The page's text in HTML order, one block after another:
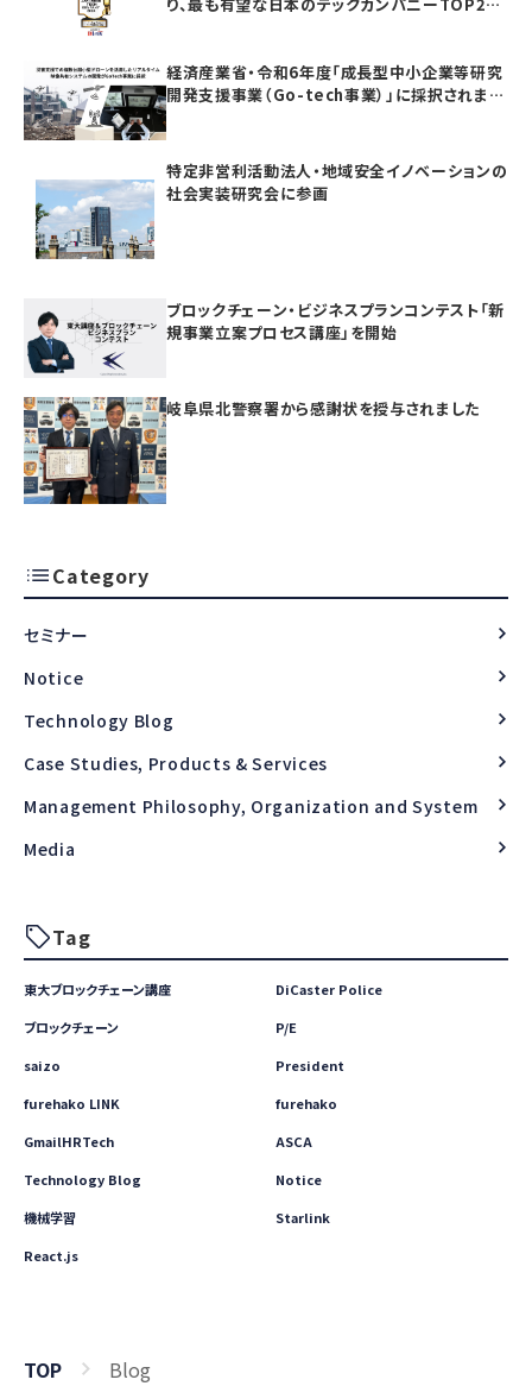
経済産業省・令和6年度「成長型中小企業等研究
開発支援事業（Go-tech事業）」に採択されまし
特定非営利活動法人・地域安全イノベーションの
社会実装研究会に参画
ブロックチェーン・ビジネスプランコンテスト「新
規事業立案プロセス講座」を開始
岐阜県北警察署から感謝状を授与されました
Category
セミナー
Notice
Technology Blog
Case Studies, Products & Services
Management Philosophy, Organization and System
Media
Tag
東大ブロックチェーン講座
DiCaster Police
ブロックチェーン
P/E
saizo
President
furehako LINK
furehako
GmailHRTech
ASCA
Technology Blog
Notice
機械学習
Starlink
React.js
TOP Blog